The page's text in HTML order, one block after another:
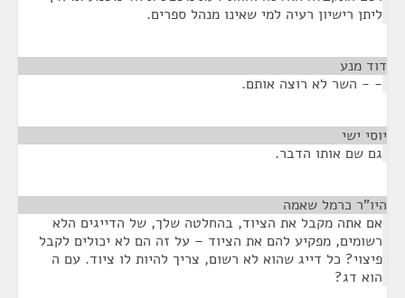
ליתן רישיון רעיה למי שאינו מנהל ספרים.
דוד מנע
- - השר לא רוצה אותם.
יוסי ישי
גם שם אותו הדבר.
היו"ר כרמל שאמה
אם אתה מקבל את הציוד, בהחלטה שלך, של הדייגים הלא
רשומים, מפקיע להם את הציוד – על זה הם לא יכולים לקבל
פיצוי? כל דייג שהוא לא רשום, צריך להיות לו ציוד. עם ה
הוא דג?